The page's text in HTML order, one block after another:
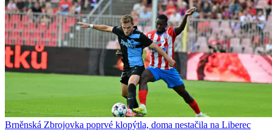
Brněnská Zbrojovka poprvé klopýtla, doma nestačila na Liberec